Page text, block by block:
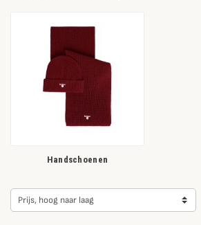
Handschoenen
Prijs, hoog naar laag